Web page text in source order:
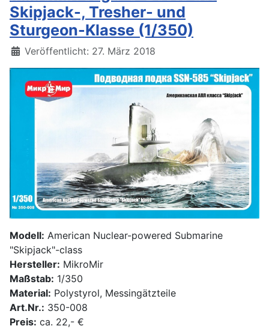
Skipjack-, Tresher- und
Sturgeon-Klasse (1/350)
Details
Veröffentlicht: 27. März 2018
Modell: American Nuclear-powered Submarine
"Skipjack"-class
Hersteller: MikroMir
Maßstab: 1/350
Material: Polystyrol, Messingätzteile
Art.Nr.: 350-008
Preis: ca. 22,- €